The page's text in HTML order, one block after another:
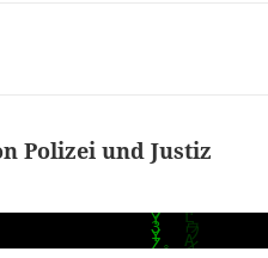
Polizei und Justiz